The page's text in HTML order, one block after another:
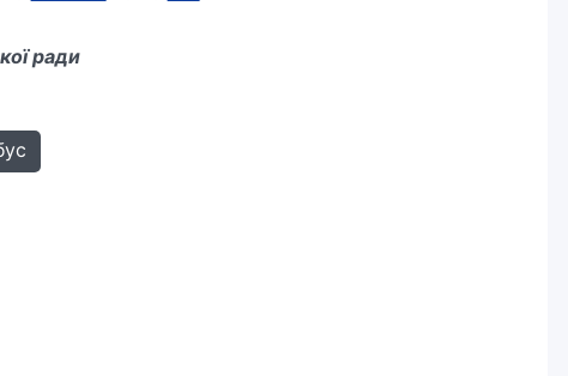
ради